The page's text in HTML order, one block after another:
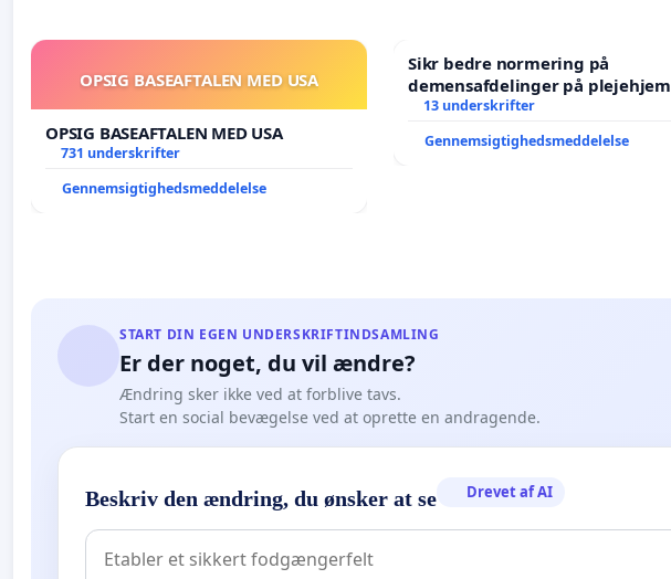
OPSIG BASEAFTALEN MED USA
OPSIG BASEAFTALEN MED USA
731 underskrifter
Gennemsigtighedsmeddelelse
Sikr bedre normering på
demensafdelinger på plejehjem
13 underskrifter
Gennemsigtighedsmeddelelse
START DIN EGEN UNDERSKRIFTINDSAMLING
Er der noget, du vil ændre?
Ændring sker ikke ved at forblive tavs.
Start en social bevægelse ved at oprette en andragende.
Beskriv den ændring, du ønsker at se Drevet af AI